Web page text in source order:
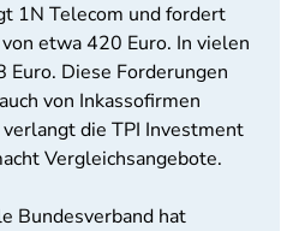
1N Telecom und fordert
etwa 420 Euro. In vielen
Diese Forderungen
von Inkassofirmen
die TPI Investment
Vergleichsangebote.
Bundesverband hat